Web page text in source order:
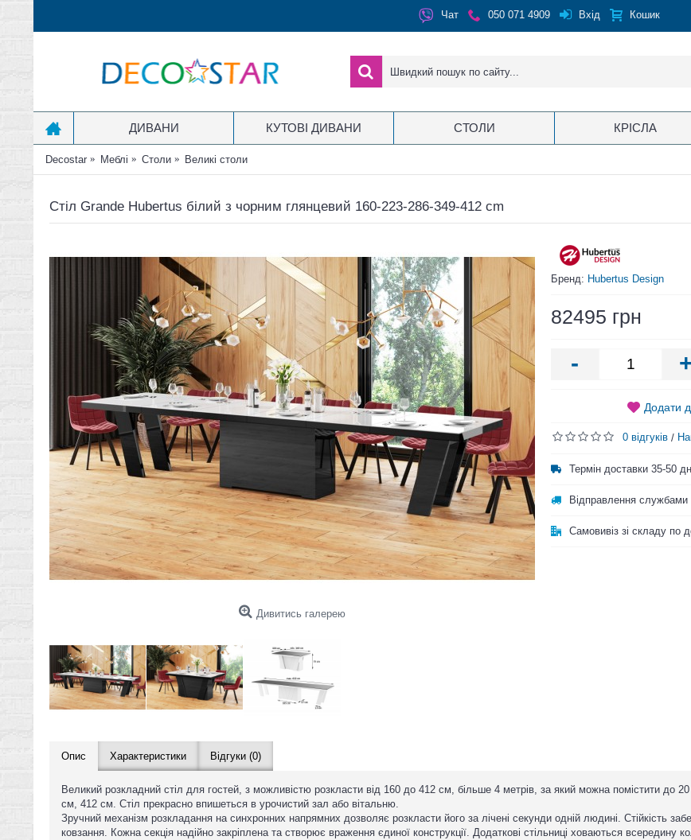
Чат 050 071 4909 Вхід Кошик
ДИВАНИ КУТОВІ ДИВАНИ СТОЛИ КРІСЛА
Decostar Меблі Столи Великі столи
Стіл Grande Hubertus білий з чорним глянцевий 160-223-286-349-412 cm
Дивитись галерею
Бренд: Hubertus Design
82495 грн
-
Додати
0 відгуків /
Термін доставки 35-50
Відправлення
Самовивіз зі складу по
Опис Характеристики Відгуки (0)
Великий розкладний стіл для гостей, з можливістю розкласти від 160 до 412 см, більше 4 метрів, за який можна помістити до
см, 412 см. Стіл прекрасно впишеться в урочистий зал або вітальню.
Зручний механізм розкладання на синхронних напрямних дозволяє розкласти його за лічені секунди одній людині. Стійкість
ковзання. Кожна секція надійно закріплена та створює враження єдиної конструкції. Додаткові стільниці ховаються всередину